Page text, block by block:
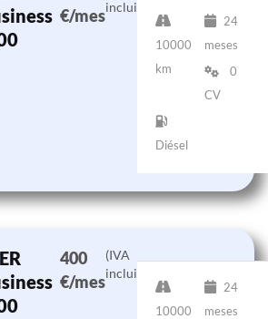
€/mesincluido)
10000
km
24
meses
0
CV
Diésel
400
€/mes
(IVA
incluido)
10000
24
meses